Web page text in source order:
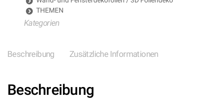
THEMEN
Kategorien
Beschreibung Zusätzliche Informationen
Beschreibung